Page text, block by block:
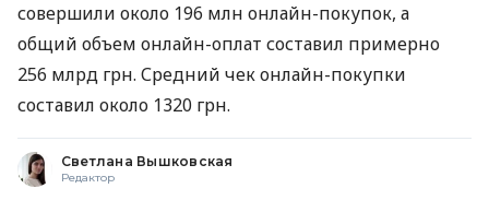
совершили около 196 млн онлайн-покупок, а
общий объем онлайн-оплат составил примерно
256 млрд грн. Средний чек онлайн-покупки
составил около 1320 грн.
Светлана Вышковская
Редактор